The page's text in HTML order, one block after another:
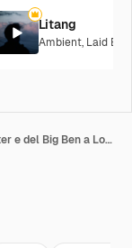
Litang
Ambient, Laid
Vista sul fiume del Palazzo di Westminster e del Big Ben a Londra